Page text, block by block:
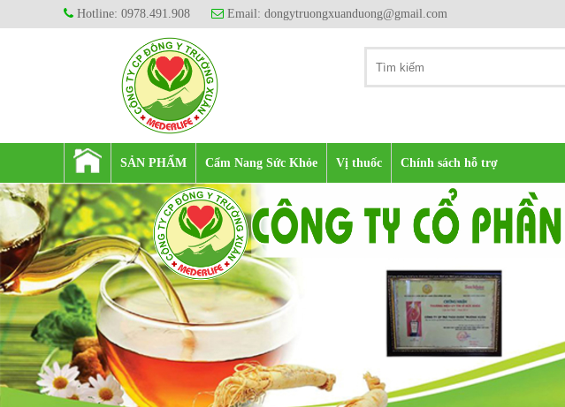
Hotline: 0978.491.908 Email: dongytruongxuanduong@gmail.com
SẢN PHẨM Cẩm Nang Sức Khỏe Vị thuốc Chính sách hỗ trợ